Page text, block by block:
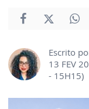
Escrito
13 FEV
- 15H15)